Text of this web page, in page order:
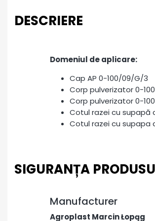
DESCRIERE
Domeniul de aplicare:
Cap AP 0-100/09/G/3
Corp pulverizator 0-
Corp pulverizator 0-
Cotul razei cu supapă
Cotul razei cu supapa
SIGURANȚA
Manufacturer
Agroplast Marcin Łopąg